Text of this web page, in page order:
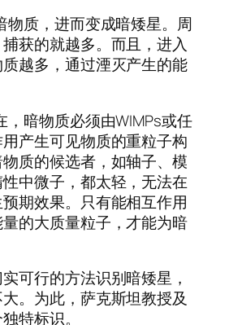
物质，进而变成暗矮星。周
获的就越多。而且，进入
越多，通过湮灭产生的能
，暗物质必须由WIMPs或任
产生可见物质的重粒子构
质的候选者，如轴子、模
中微子，都太轻，无法在
期效果。只有能相互作用
的大质量粒子，才能为暗
可行的方法识别暗矮星，
。为此，萨克斯坦教授及
特标识。